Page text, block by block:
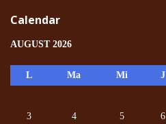
Calendar
AUGUST 2026
L Ma Mi J
3
4 5 6